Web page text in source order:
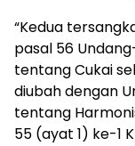
“Kedua
pasal 56
tentang Cukai
diubah dengan
tentang
55 (ayat 1) ke-1